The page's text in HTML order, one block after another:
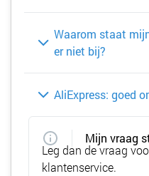
Waarom staat
er niet bij?
AliExpress: goed
Mijn vraag
Leg dan de vraag
klantenservice.